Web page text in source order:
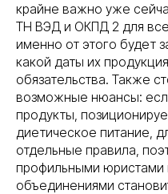
крайне важно уже
ТН ВЭД и ОКПД 2 для
именно от этого будет
какой даты их
обязательства. Также
возможные нюансы:
продукты,
диетическое питание,
отдельные правила,
профильными юристами
объединениями